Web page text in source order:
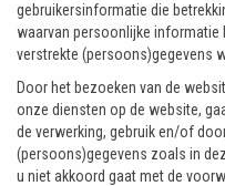
gebruikersinformatie die
waarvan persoonlijke informatie
verstrekte (persoons)gegevens
Door het bezoeken van de
onze diensten op de website,
de verwerking, gebruik en/of
(persoons)gegevens zoals in
u niet akkoord gaat met de